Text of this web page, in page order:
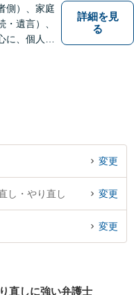
側）、家庭
・遺言）、
に、個人・
詳細を見
る
変更
し・やり直し 変更
変更
直しに強い弁護士